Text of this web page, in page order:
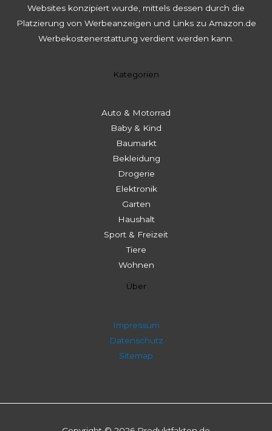
Websites konzipiert wurde, mittels dessen durch die
Platzierung von Werbeanzeigen und Links zu Amazon.de
Werbekostenerstattung verdient werden kann.
Kategorien
Auto & Motorrad
Baby & Kind
Baumarkt
Bekleidung
Drogerie
Elektronik
Garten
Haushalt
Sport & Freizeit
Tiere
Wohnen
Über
Impressum
Datenschutz
Sitemap